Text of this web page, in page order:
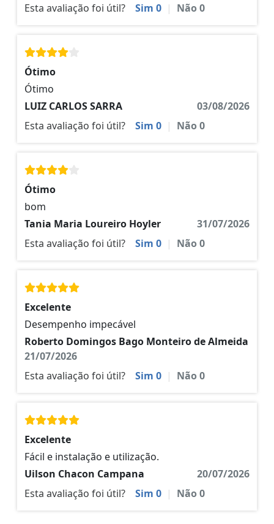
Esta avaliação foi útil?
Sim 0 | Não0
Ótimo
Ótimo
LUIZ CARLOS SARRA
03/08/2026
Esta avaliação foi útil?
Sim 0 | Não0
Ótimo
bom
Tania Maria Loureiro Hoyler
31/07/2026
Esta avaliação foi útil?
Sim 0 | Não0
Excelente
Desempenho impecável
Roberto Domingos Bago Monteiro de Almeida
21/07/2026
Esta avaliação foi útil?
Sim 0 | Não0
Excelente
Fácil e instalação e utilização.
Uilson Chacon Campana
20/07/2026
Esta avaliação foi útil?
Sim 0 | Não0